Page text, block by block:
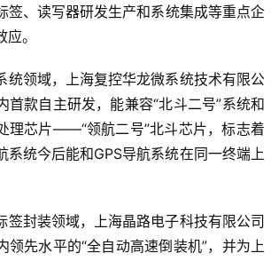
签、读写器研发生产和系统集成等重点企
。
领域，上海复控华龙微系统技术有限公
首款自主研发，能兼容“北斗二号”系统和
理芯片——“领航二号”北斗芯片，标志着
系统今后能和GPS导航系统在同一终端上
封装领域，上海晶路电子科技有限公司
领先水平的“全自动高速倒装机”，并为上